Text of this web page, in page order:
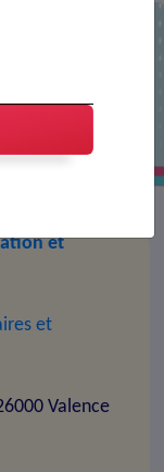
et
et
et
Valence